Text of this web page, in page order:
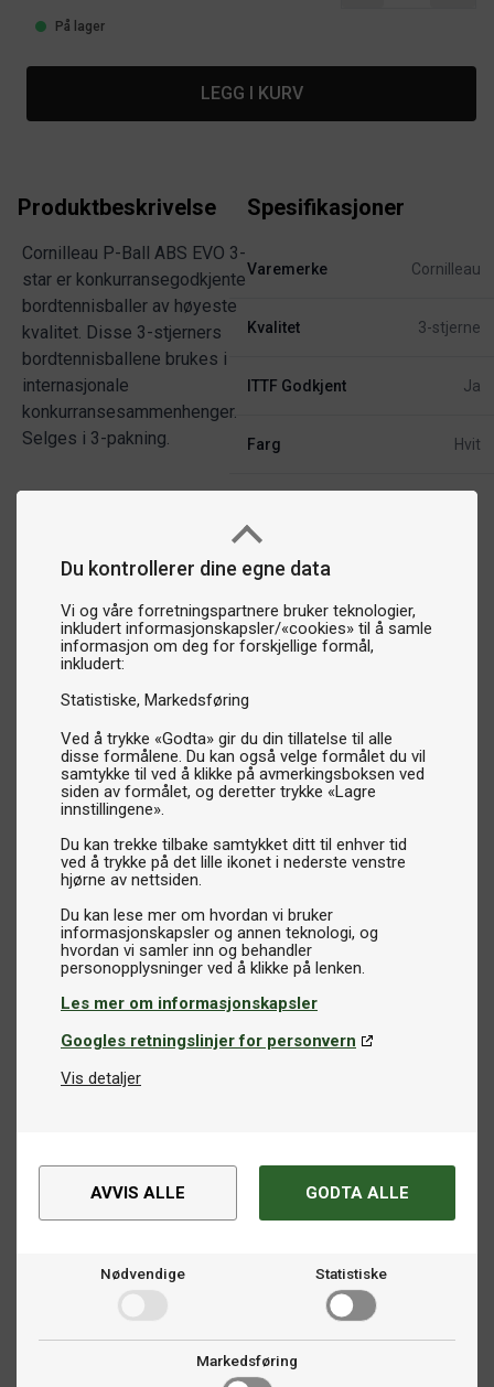
Du kontrollerer dine egne data
Vi og våre forretningspartnere bruker teknologier,
inkludert informasjonskapsler/«cookies» til å samle
informasjon om deg for forskjellige formål,
inkludert:
Statistiske Markedsføring
Ved å trykke «Godta» gir du din tillatelse til alle
disse formålene. Du kan også velge formålet du vil
samtykke til ved å klikke på avmerkingsboksen ved
siden av formålet, og deretter trykke «Lagre
innstillingene».
Du kan trekke tilbake samtykket ditt til enhver tid
ved å trykke på det lille ikonet i nederste venstre
hjørne av nettsiden.
Du kan lese mer om hvordan vi bruker
informasjonskapsler og annen teknologi, og
hvordan vi samler inn og behandler
Les mer om informasjonskapsler
Googles retningslinjer for personvern
Vis detaljer
AVVIS ALLE GODTA ALLE
Nødvendige Statistiske
Markedsføring
På lager
LEGG I KURV
Produktbeskrivelse
Cornilleau P-Ball ABS EVO 3-
star er konkurransegodkjente
bordtennisballer av høyeste
kvalitet. Disse 3-stjerners
bordtennisballene brukes i
internasjonale
konkurransesammenhenger.
Selges i 3-pakning.
Spesifikasjoner
Varemerke Cornilleau
Kvalitet 3-stjerne
ITTF Godkjent Ja
Farg Hvit